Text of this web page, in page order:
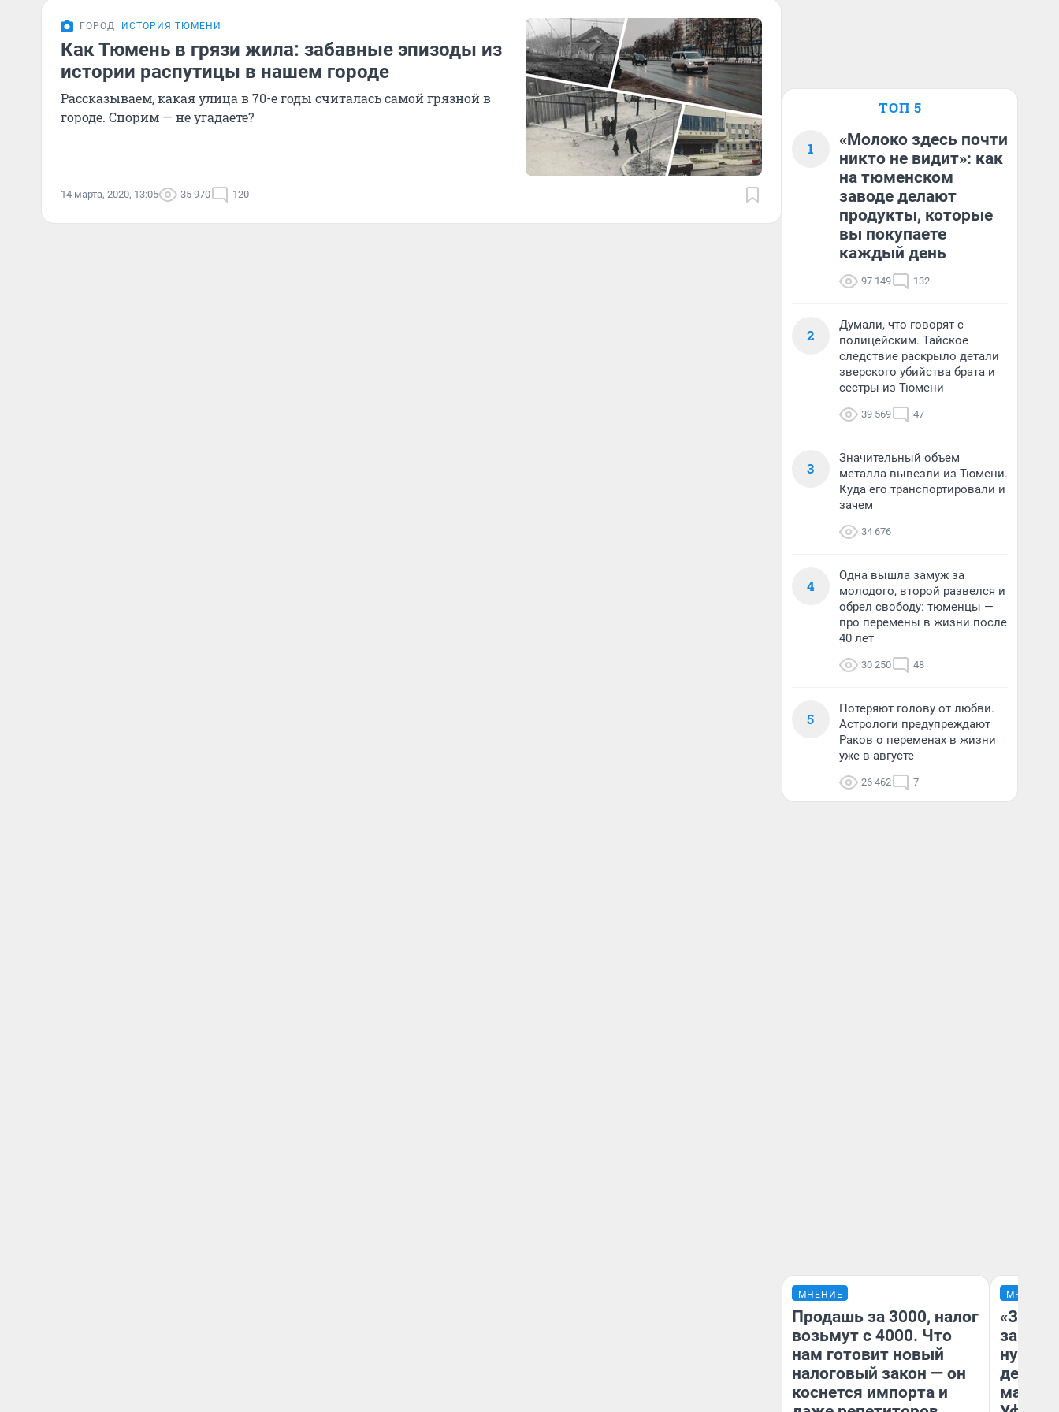
ГОРОД ИСТОРИЯ ТЮМЕНИ
Как Тюмень в грязи жила: забавные эпизоды из
истории распутицы в нашем городе
Рассказываем, какая улица в 70-е годы считалась самой грязной в
городе. Спорим — не угадаете?
14 марта, 2020, 13:05 35 970 120
ТОП 5
1
«Молоко здесь почти
никто не видит»: как
на тюменском
заводе делают
продукты, которые
вы покупаете
каждый день
97 149 132
2
Думали, что говорят с
полицейским. Тайское
следствие раскрыло детали
зверского убийства брата и
сестры из Тюмени
39 569 47
3
Значительный объем
металла вывезли из Тюмени.
Куда его транспортировали и
зачем
34 676
4
Одна вышла замуж за
молодого, второй развелся и
обрел свободу: тюменцы —
про перемены в жизни после
40 лет
30 250 48
5
Потеряют голову от любви.
Астрологи предупреждают
Раков о переменах в жизни
уже в августе
26 462 7
МНЕНИЕ
Продашь за 3000, налог
возьмут с 4000. Что
нам готовит новый
налоговый закон — он
коснется импорта и
МНЕНИЕ
дела с